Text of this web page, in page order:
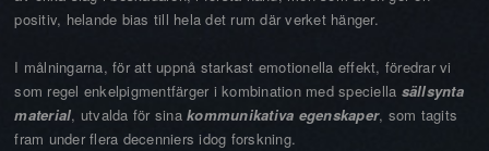
positiv, helande bias till hela det rum där verket hänger.
I målningarna, för att uppnå starkast emotionella effekt, föredrar vi
som regel enkelpigmentfärger i kombination med speciella sällsynta
material, utvalda för sinakommunikativa egenskaper, som tagits
fram under flera decenniers idog forskning.